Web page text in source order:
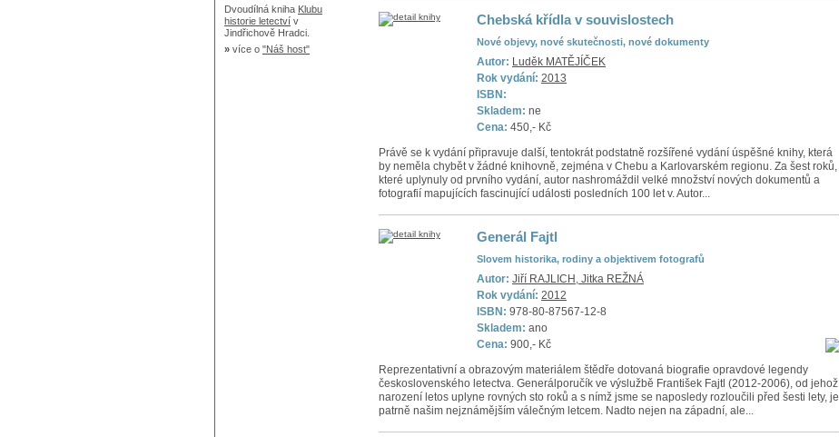
Dvoudílná kniha Klubu
historie letectví v
Jindřichově Hradci.
» více o "Náš host"
Chebská křídla v souvislostech
Nové objevy, nové skutečnosti, nové dokumenty
Autor: Luděk MATĚJÍČEK
Rok vydání: 2013
ISBN:
Skladem: ne
Cena: 450,- Kč
Právě se k vydání připravuje další, tentokrát podstatně rozšířené vydání úspěšné knihy, která
by neměla chybět v žádné knihovně, zejména v Chebu a Karlovarském regionu. Za šest roků,
které uplynuly od prvního vydání, autor nashromáždil velké množství nových dokumentů a
fotografií mapujících fascinující události posledních 100 let v. Autor...
Generál Fajtl
Slovem historika, rodiny a objektivem fotografů
Autor: Jiří RAJLICH, Jitka REŽNÁ
Rok vydání: 2012
ISBN: 978-80-87567-12-8
Skladem: ano
Cena: 900,- Kč
Reprezentativní a obrazovým materiálem štědře dotovaná biografie opravdové legendy
československého letectva. Generálporučík ve výslužbě František Fajtl (2012-2006), od jehož
narození letos uplyne rovných sto roků a s nímž jsme se naposledy rozloučili před šesti lety, je
patrně našim nejznámějším válečným letcem. Nadto nejen na západní, ale...